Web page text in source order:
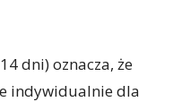
dni) oznacza, że
indywidualnie dla